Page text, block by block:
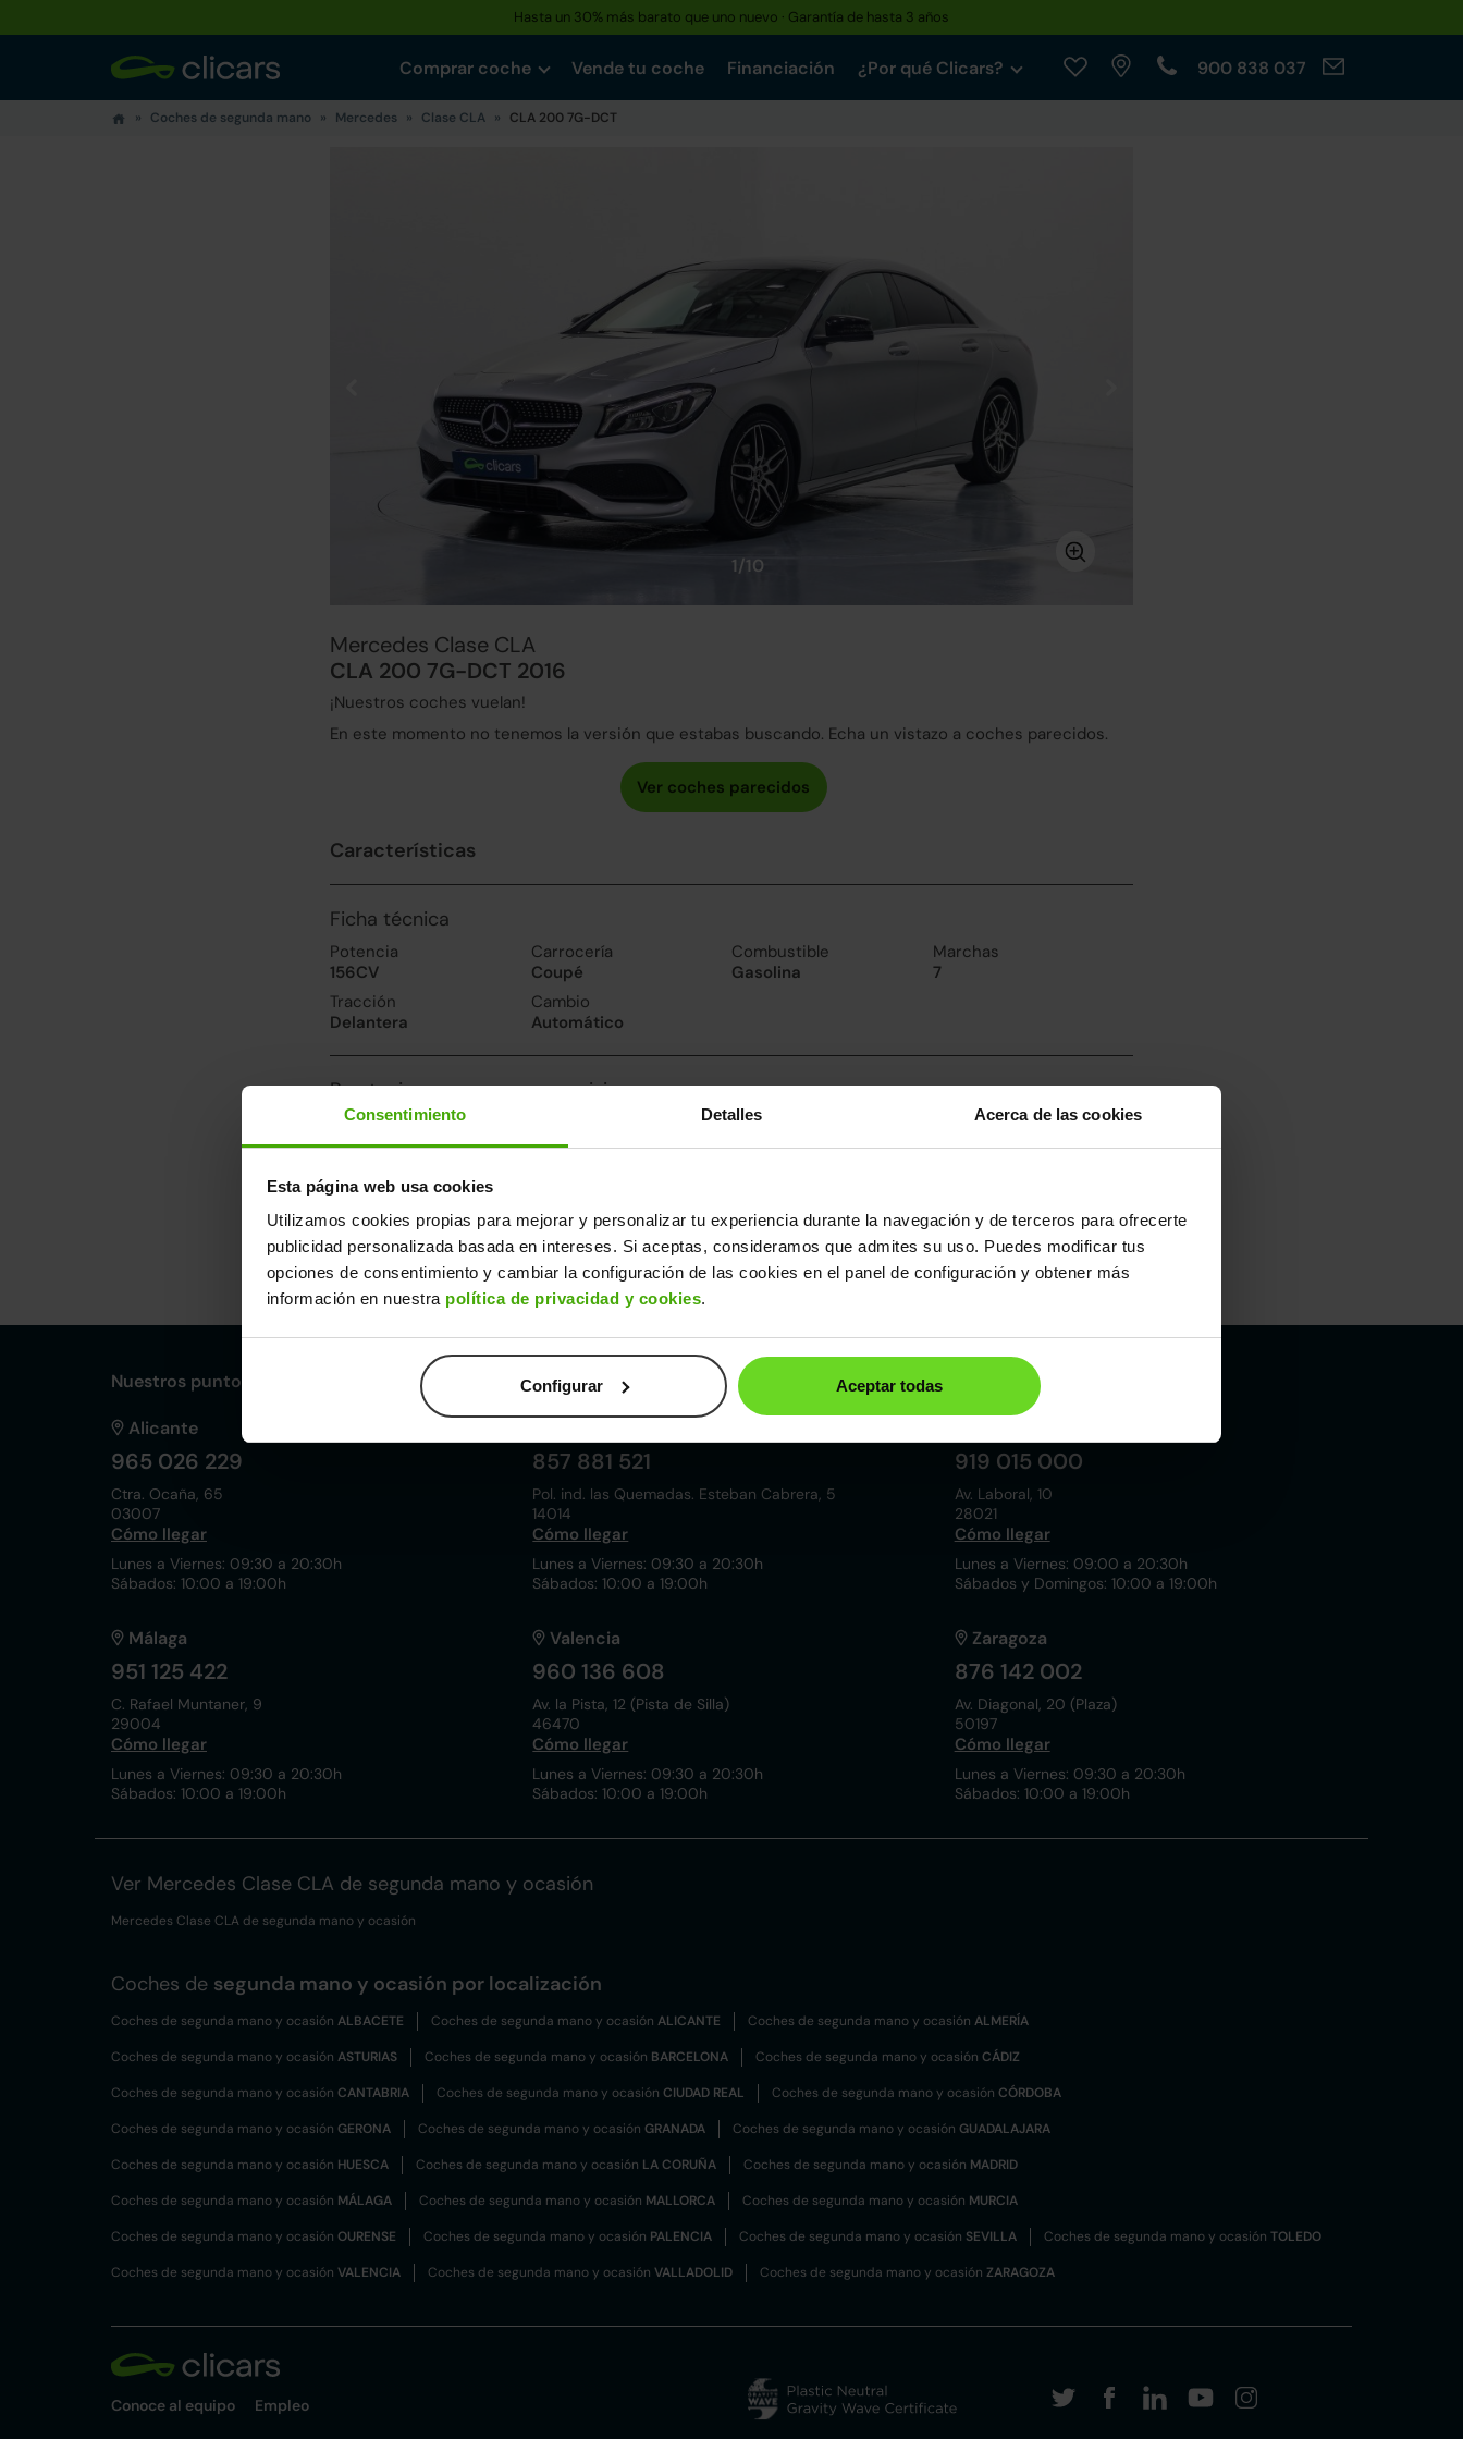
Consentimiento Detalles Acerca de las cookies
Esta página web usa cookies
Utilizamos cookies propias para mejorar y personalizar tu experiencia durante la navegación y de terceros para ofrecerte
publicidad personalizada basada en intereses. Si aceptas, consideramos que admites su uso. Puedes modificar tus
opciones de consentimiento y cambiar la configuración de las cookies en el panel de configuración y obtener más
información en nuestra política de privacidad y cookies.
Configurar Aceptar todas
Hasta un 30% más barato que uno nuevo · Garantía de hasta 3 años
Comprar coche Vende tu coche Financiación ¿Por qué Clicars? 900 838 037
Coches de segunda mano Mercedes Clase CLA CLA 200 7G-DCT
1/10
Mercedes Clase CLA
CLA 200 7G-DCT 2016
¡Nuestros coches vuelan!
En este momento no tenemos la versión que estabas buscando. Echa un vistazo a coches parecidos.
Características
Ficha técnica
Potencia
156CV
Carrocería
Coupé
Combustible
Gasolina
Marchas
7
Tracción
Delantera
Cambio
Automático
Prestaciones, consumo y emisiones
Velocidad máxima
230km/h
7.9segundos
Emisiones
146CO2
Consumo mixto
6.4l/100
8.1l/100
Dimensiones y otros datos
Largo
Ancho
Alto
1,43m
Nuestros puntos de venta Clicars:
Alicante
965 026 229
Ctra. Ocaña, 65
03007
Cómo llegar
Lunes a Viernes: 09:30 a 20:30h
Sábados: 10:00 a 19:00h
857 881 521
Pol. ind. las Quemadas. Esteban Cabrera, 5
14014
Cómo llegar
Lunes a Viernes: 09:30 a 20:30h
Sábados: 10:00 a 19:00h
919 015 000
Av. Laboral, 10
28021
Cómo llegar
Lunes a Viernes: 09:00 a 20:30h
Sábados y Domingos: 10:00 a 19:00h
Málaga
951 125 422
C. Rafael Muntaner, 9
29004
Cómo llegar
Lunes a Viernes: 09:30 a 20:30h
Sábados: 10:00 a 19:00h
Valencia
960 136 608
Av. la Pista, 12 (Pista de Silla)
46470
Cómo llegar
Lunes a Viernes: 09:30 a 20:30h
Sábados: 10:00 a 19:00h
Zaragoza
876 142 002
Av. Diagonal, 20 (Plaza)
50197
Cómo llegar
Lunes a Viernes: 09:30 a 20:30h
Sábados: 10:00 a 19:00h
Ver Mercedes Clase CLA de segunda mano y ocasión
Mercedes Clase CLA de segunda mano y ocasión
Coches de segunda mano y ocasión por localización
Coches de segunda mano y ocasión ALBACETE Coches de segunda mano y ocasión ALICANTE Coches de segunda mano y ocasión ALMERÍA
Coches de segunda mano y ocasión ASTURIAS Coches de segunda mano y ocasión BARCELONA Coches de segunda mano y ocasión CÁDIZ
Coches de segunda mano y ocasión CANTABRIA Coches de segunda mano y ocasión CIUDAD REAL Coches de segunda mano y ocasión CÓRDOBA
Coches de segunda mano y ocasión GERONA Coches de segunda mano y ocasión GRANADA Coches de segunda mano y ocasión GUADALAJARA
Coches de segunda mano y ocasión HUESCA Coches de segunda mano y ocasión LA CORUÑA Coches de segunda mano y ocasión MADRID
Coches de segunda mano y ocasión MÁLAGA Coches de segunda mano y ocasión MALLORCA Coches de segunda mano y ocasión MURCIA
Coches de segunda mano y ocasión OURENSE Coches de segunda mano y ocasión PALENCIA Coches de segunda mano y ocasión SEVILLA Coches de segunda mano y ocasión TOLEDO
Coches de segunda mano y ocasión VALENCIA Coches de segunda mano y ocasión VALLADOLID Coches de segunda mano y ocasión ZARAGOZA
Conoce al equipo Empleo